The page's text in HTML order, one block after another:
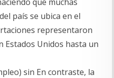
país se ubica en el
representaron
Estados Unidos hasta un
sin En contraste, la